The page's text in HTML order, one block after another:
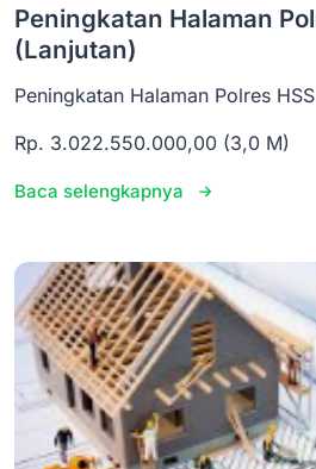
Peningkatan Halaman
(Lanjutan)
Peningkatan Halaman Polres
Rp. 3.022.550.000,00 (3,0 M)
Baca selengkapnya